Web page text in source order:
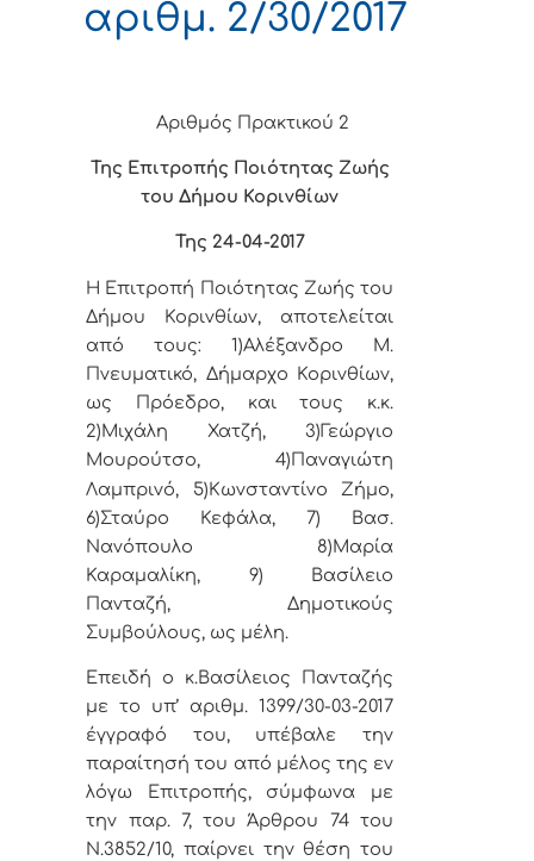
αριθμ. 2/30/2017
Αριθμός Πρακτικού 2
Της Επιτροπής Ποιότητας Ζωής
του Δήμου Κορινθίων
Της 24-04-2017
Η Επιτροπή Ποιότητας Ζωής του
Δήμου Κορινθίων, αποτελείται
από τους: 1)Αλέξανδρο Μ.
Πνευματικό, Δήμαρχο Κορινθίων,
ως Πρόεδρο, και τους κ.κ.
2)Μιχάλη Χατζή, 3)Γεώργιο
Μουρούτσο,
4)Παναγιώτη
Λαμπρινό, 5)Κωνσταντίνο Ζήμο,
6)Σταύρο Κεφάλα, 7) Βασ.
Νανόπουλο 8)Μαρία
Καραμαλίκη, 9) Βασίλειο
Πανταζή, Δημοτικούς
Συμβούλους, ως μέλη.
Επειδή ο κ.Βασίλειος Πανταζής
με το υπ’ αριθμ. 1399/30-03-2017
έγγραφό του, υπέβαλε την
παραίτησή του από μέλος της εν
λόγω Επιτροπής, σύμφωνα με
την παρ. 7, του Άρθρου 74 του
Ν.3852/10, παίρνει την θέση του